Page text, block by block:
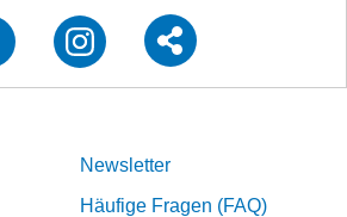
Newsletter
Häufige Fragen (FAQ)